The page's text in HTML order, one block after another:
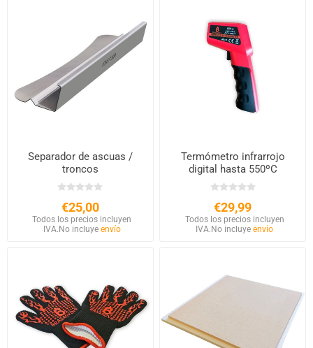
Separador de ascuas /
troncos
€25,00
Todos los precios incluyen
IVA.No incluye envío
Termómetro infrarrojo
digital hasta 550ºC
€29,99
Todos los precios incluyen
IVA.No incluyeenvío